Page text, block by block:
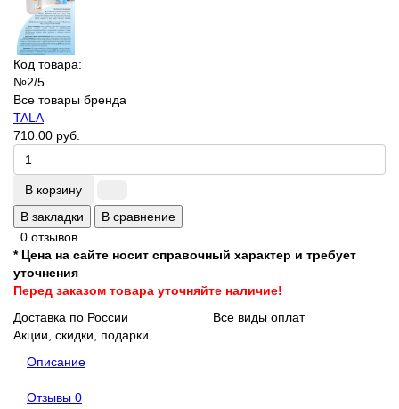
Код товара:
№2/5
Все товары бренда
TALA
710.00 руб.
В корзину
В закладки
В сравнение
0 отзывов
* Цена на сайте носит справочный характер и требует
уточнения
Перед заказом товара уточняйте наличие!
Доставка по России
Все виды оплат
Акции, скидки, подарки
Описание
Отзывы 0